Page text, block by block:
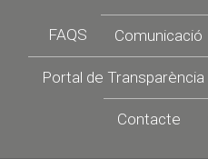
Footer
FAQS Comunicació
Portal de Transparència
Contacte